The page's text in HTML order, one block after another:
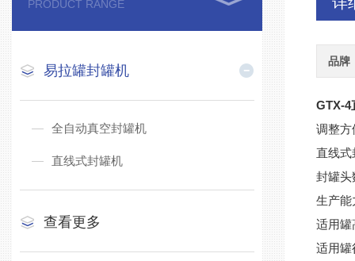
PRODUCT RANGE
易拉罐封罐机
全自动真空封罐机
直线式封罐机
查看更多
品牌
GTX-4
调整方
直线
封罐头
生产能
适用罐
适用